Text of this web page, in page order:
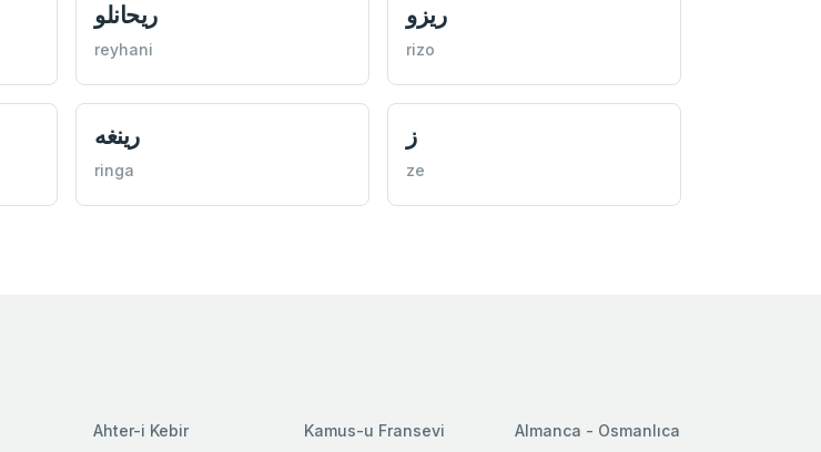
ريحانلو
reyhani
ريزو
rizo
رينغه
ringa
ز
ze
Ahter-i Kebir Kamus-u Fransevi Almanca - Osmanlıca